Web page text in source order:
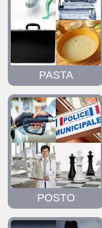
PASTA
POSTO